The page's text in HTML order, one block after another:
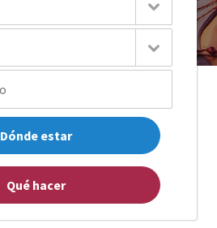
Dónde estar
Qué hacer